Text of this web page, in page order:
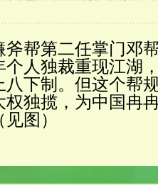
帮第二任掌门邓
人独裁重现江湖
八下制。但这个帮
独揽，为中国冉
图）